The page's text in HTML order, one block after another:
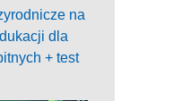
na
dla
+ test